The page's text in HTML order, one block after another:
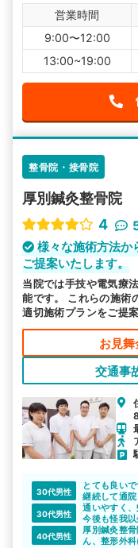
営業時間
9:00〜12:00
13:00~19:00
整骨院・接骨院
厚別鍼灸整骨院
4
様々な施術方法か
ご提案いたします。
当院では手技や電気療
能です。 これらの施術
適切施術プランをご提
お見
交通事
30代男性
とても良い
継続して通
で助かって
30代男性
通いやすく
今後も怪我
40代男性
厚別鍼灸整
ん、整形外